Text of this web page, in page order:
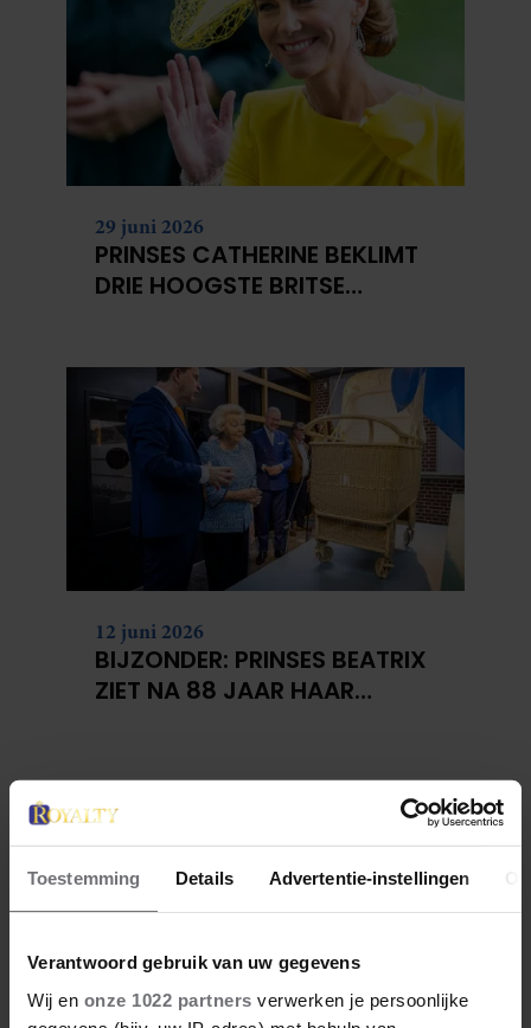
Toestemming Details Advertentie-instellingen
Verantwoord gebruik van uw gegevens
Wij en onze 1022 partners verwerken je persoonlijke
29 juni 2026
PRINSES CATHERINE BEKLIMT
DRIE HOOGSTE BRITSE
12 juni 2026
BIJZONDER: PRINSES BEATRIX
ZIET NA 88 JAAR HAAR